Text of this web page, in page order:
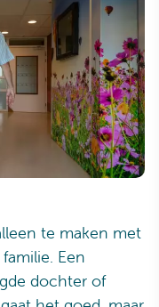
te maken met
Een
dochter of